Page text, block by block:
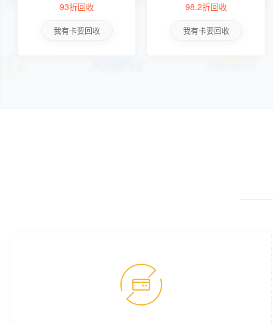
93折回收
我有卡要回收
98.2折回收
我有卡要回收